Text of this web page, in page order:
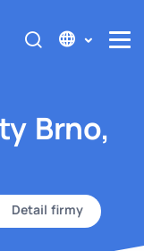
Brno,
Detail firmy